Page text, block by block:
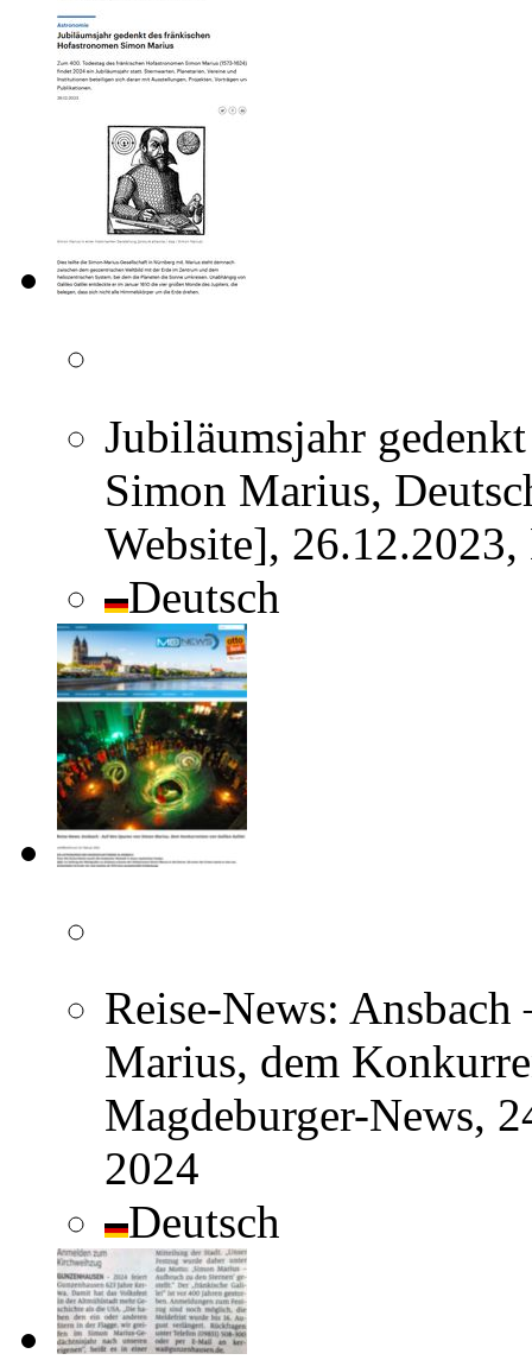
Jubiläumsjahr
Simon Marius,
Website],
Deutsch
Reise-News:
Marius, dem
Magdeburger-News,
2024
Deutsch